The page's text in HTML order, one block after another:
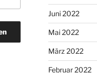
Juni 2022
Mai 2022
März 2022
Februar 2022